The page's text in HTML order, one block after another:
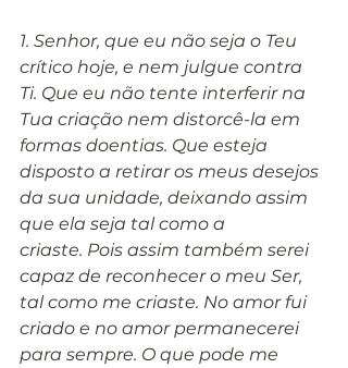
1. Senhor, que eu não seja o Teu
crítico hoje, e nem julgue contra
Ti. Que eu não tente interferir na
Tua criação nem distorcê-la em
formas doentias. Que esteja
disposto a retirar os meus desejos
da sua unidade, deixando assim
que ela seja tal como a
criaste. Pois assim também serei
capaz de reconhecer o meu Ser,
tal como me criaste. No amor fui
criado e no amor permanecerei
para sempre. O que pode me